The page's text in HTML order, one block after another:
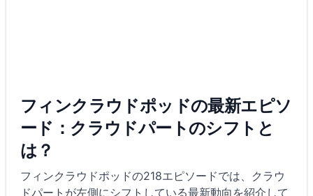
フィンクラウドポッドの最新エピソ
ード：クラウドパートのシフトと
は？
フィンクラウドポッドの218エピソードでは、クラウ
ドパートが左側にシフトしている最新動向を紹介して